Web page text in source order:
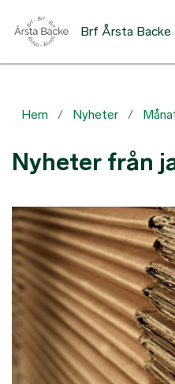
Brf Årsta Backe
Hem Nyheter
Nyheter från